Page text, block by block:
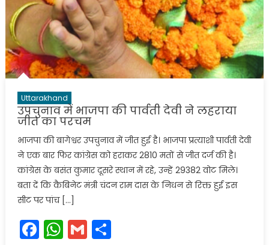
Uttarakhand
उपचुनाव में भाजपा की पार्वती देवी ने लहराया
जीत का परचम
भाजपा की बागेश्वर उपचुनाव में जीत हुई है। भाजपा प्रत्याशी पार्वती देवी
ने एक बार फिर कांग्रेस को हराकर 2810 मतों से जीत दर्ज की है।
कांग्रेस के बसंत कुमार दूसरे स्थान में रहे, उन्हें 29382 वोट मिले।
बता दें कि कैबिनेट मंत्री चंदन राम दास के निधन से रिक्त हुई इस
सीट पर पांच […]
Facebook
WhatsApp
GmailShare